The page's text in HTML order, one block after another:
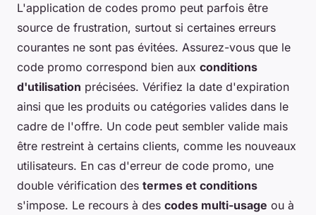
L'application de codes promo peut parfois être
source de frustration, surtout si certaines erreurs
courantes ne sont pas évitées. Assurez-vous que le
code promo correspond bien aux conditions
d'utilisation précisées. Vérifiez la date d'expiration
ainsi que les produits ou catégories valides dans le
cadre de l'offre. Un code peut sembler valide mais
être restreint à certains clients, comme les nouveaux
utilisateurs. En cas d'erreur de code promo, une
double vérification des termes et conditions
s'impose. Le recours à des codes multi-usage ou à